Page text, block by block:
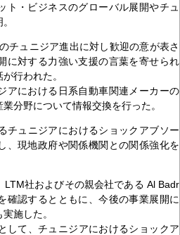
ト・ビジネスのグローバル展開やチュ
チュニジア進出に対し歓迎の意が表さ
に対する力強い支援の言葉を寄せられ
行われた。
アにおける日系自動車関連メーカーの
分野について情報交換を行った。
ュニジアにおけるショックアブソー
、現地政府や関係機関との関係強化を
社およびその親会社である Al Badr
確認するとともに、今後の事業展開に
施した。
して、チュニジアにおけるショックア